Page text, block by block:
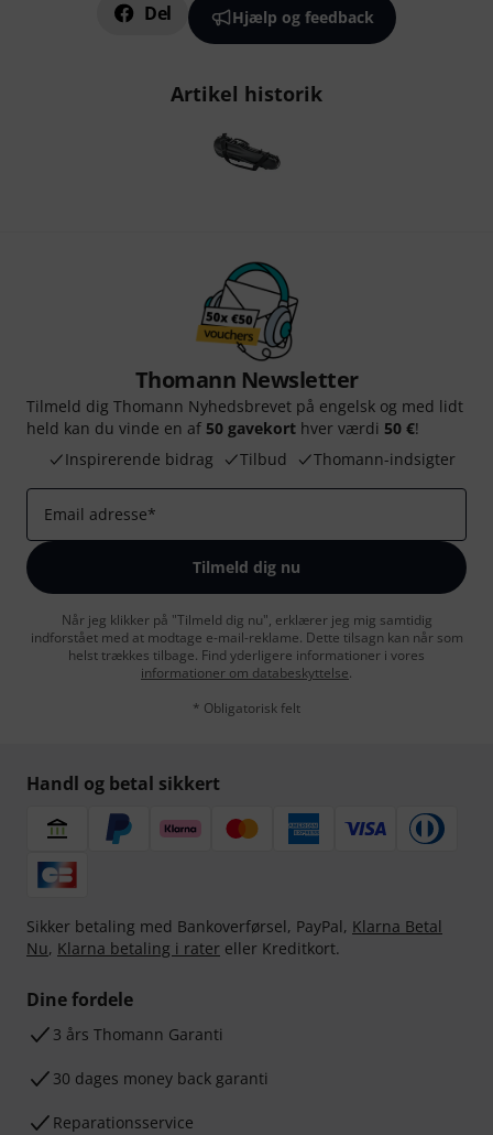
Del Hjælp og feedback
Artikel historik
Thomann Newsletter
Tilmeld dig Thomann Nyhedsbrevet på engelsk og med lidt
held kan du vinde en af 50 gavekort hver værdi 50 €!
Inspirerende bidrag
Tilbud Thomann-indsigter
Email adresse*
Tilmeld dig nu
Når jeg klikker på "Tilmeld dig nu", erklærer jeg mig samtidig
indforstået med at modtage e-mail-reklame. Dette tilsagn kan når som
helst trækkes tilbage. Find yderligere informationer i vores
informationer om databeskyttelse.
* Obligatorisk felt
Handl og betal sikkert
Sikker betaling med Bankoverførsel, PayPal, Klarna Betal
Nu, Klarna betaling i rater eller Kreditkort.
Dine fordele
3 års Thomann Garanti
30 dages money back garanti
Reparationsservice